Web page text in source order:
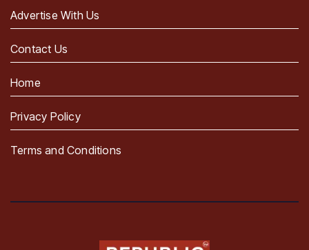
Advertise With Us
Contact Us
Home
Privacy Policy
Terms and Conditions